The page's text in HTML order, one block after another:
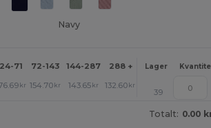
Navy
24-71 72-143 144-287 288 + Mer
Lager
kr 154.70 kr 143.65 kr 132.60 kr
39
Totalt: 0.00